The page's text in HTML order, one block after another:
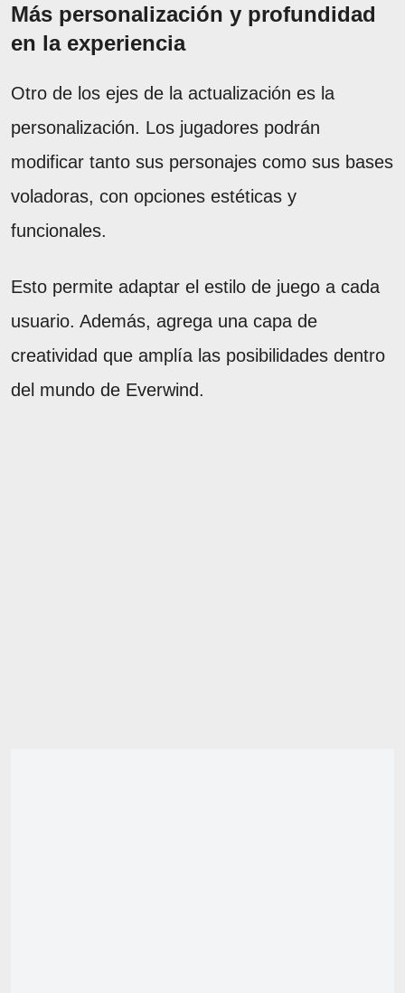
Más personalización y profundidad
en la experiencia
Otro de los ejes de la actualización es la
personalización. Los jugadores podrán
modificar tanto sus personajes como sus bases
voladoras, con opciones estéticas y
funcionales.
Esto permite adaptar el estilo de juego a cada
usuario. Además, agrega una capa de
creatividad que amplía las posibilidades dentro
del mundo de Everwind.